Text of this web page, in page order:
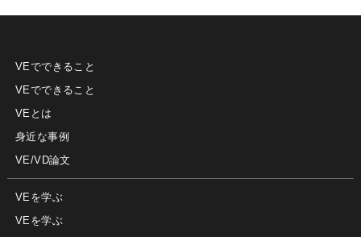
VEでできること
VEでできること
VEとは
身近な事例
VE/VD論文
VEを学ぶ
VEを学ぶ